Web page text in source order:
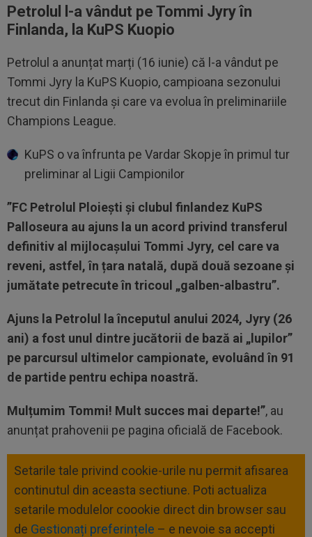
Petrolul l-a vândut pe Tommi Jyry în
Finlanda, la KuPS Kuopio
Petrolul a anunțat marți (16 iunie) că l-a vândut pe
Tommi Jyry la KuPS Kuopio, campioana sezonului
trecut din Finlanda și care va evolua în preliminariile
Champions League.
KuPS o va înfrunta pe Vardar Skopje în primul tur
preliminar al Ligii Campionilor
”FC Petrolul Ploiești și clubul finlandez KuPS
Palloseura au ajuns la un acord privind transferul
definitiv al mijlocașului Tommi Jyry, cel care va
reveni, astfel, în țara natală, după două sezoane și
jumătate petrecute în tricoul „galben-albastru”.
Ajuns la Petrolul la începutul anului 2024, Jyry (26
ani) a fost unul dintre jucătorii de bază ai „lupilor”
pe parcursul ultimelor campionate, evoluând în 91
de partide pentru echipa noastră.
Mulțumim Tommi! Mult succes mai departe!”, au
anunțat prahovenii pe pagina oficială de Facebook.
Setarile tale privind cookie-urile nu permit afisarea
continutul din aceasta sectiune. Poti actualiza
setarile modulelor coookie direct din browser sau
de Gestionați preferințele – e nevoie sa accepti